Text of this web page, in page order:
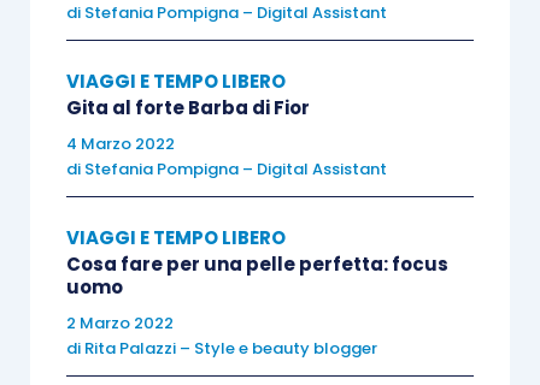
«Il gesto di Caino è senza pietà: uccide il fratello
spargendo il suo sangue sulla terra. Non lascia
speranza, non consente il dialogo, non ritarda la
violenza efferata dell’odio. È da questo gesto che
la storia dell’uomo ha inizio. Sappiamo che
l’amore per il prossimo è l’ultima parola e la più
di Stefania Pompigna – Digital Assistant
VIAGGI E TEMPO LIBERO
Gita al forte Barba di Fior
4 Marzo 2022
di Stefania Pompigna – Digital Assistant
VIAGGI E TEMPO LIBERO
Cosa fare per una pelle perfetta: focus
uomo
2 Marzo 2022
di Rita Palazzi – Style e beauty blogger